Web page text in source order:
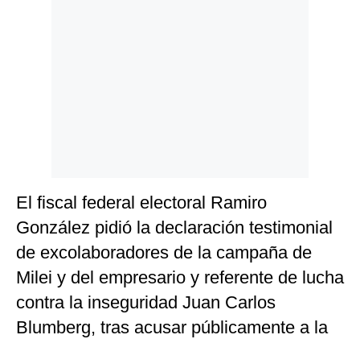
El fiscal federal electoral Ramiro
González pidió la declaración testimonial
de excolaboradores de la campaña de
Milei y del empresario y referente de lucha
contra la inseguridad Juan Carlos
Blumberg, tras acusar públicamente a la